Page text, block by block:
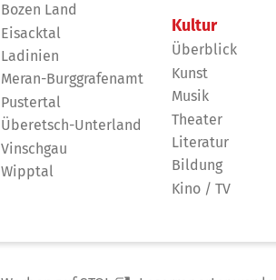
Bozen Land
Eisacktal
Ladinien
Meran-Burggrafenamt
Pustertal
Überetsch-Unterland
Vinschgau
Wipptal
Kultur
Überblick
Kunst
Musik
Theater
Literatur
Bildung
Kino / TV